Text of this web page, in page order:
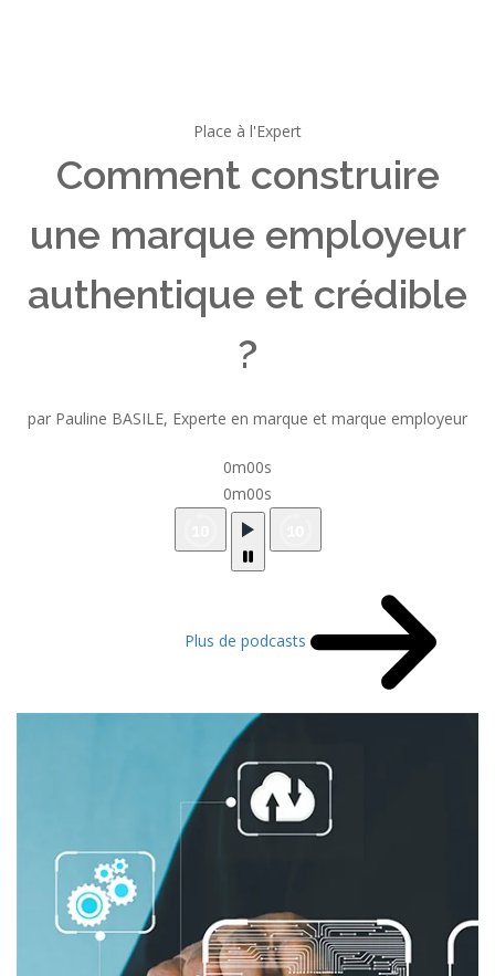
Place à l'Expert
Comment construire
une marque employeur
authentique et crédible
?
par Pauline BASILE, Experte en marque et marque employeur
0m00s
0m00s
Plus de podcasts